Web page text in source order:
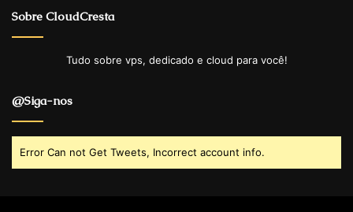
Sobre CloudCresta
Tudo sobre vps, dedicado e cloud para você!
@Siga-nos
Error Can not Get Tweets, Incorrect account info.